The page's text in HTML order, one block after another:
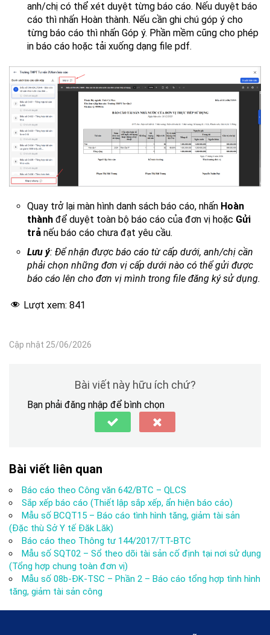
anh/chị có thể xét duyệt từng báo cáo. Nếu duyệt báo
cáo thì nhấn Hoàn thành. Nếu cần ghi chú góp ý cho
từng báo cáo thì nhấn Góp ý. Phần mềm cũng cho phép
in báo cáo hoặc tải xuống dạng file pdf.
Quay trở lại màn hình danh sách báo cáo, nhấn Hoàn
thành để duyệt toàn bộ báo cáo của đơn vị hoặc Gửi
trả nếu báo cáo chưa đạt yêu cầu.
Lưu ý: Để nhận được báo cáo từ cấp dưới, anh/chị cần
phải chọn những đơn vị cấp dưới nào có thể gửi được
báo cáo lên cho đơn vị mình trong file đăng ký sử dụng.
Lượt xem: 841
Cập nhật 25/06/2026
Bài viết này hữu ích chứ?
Bạn phải đăng nhập để bình chọn
Bài viết liên quan
Báo cáo theo Công văn 642/BTC – QLCS
Sắp xếp báo cáo (Thiết lập sắp xếp, ẩn hiện báo cáo)
Mẫu số BCQT15 – Báo cáo tình hình tăng, giảm tài sản
(Đặc thù Sở Y tế Đăk Lăk)
Báo cáo theo Thông tư 144/2017/TT-BTC
Mẫu số SQT02 – Sổ theo dõi tài sản cố định tại nơi sử dụng
(Tổng hợp chung toàn đơn vị)
Mẫu số 08b-ĐK-TSC – Phần 2 – Báo cáo tổng hợp tình hình
tăng, giảm tài sản công